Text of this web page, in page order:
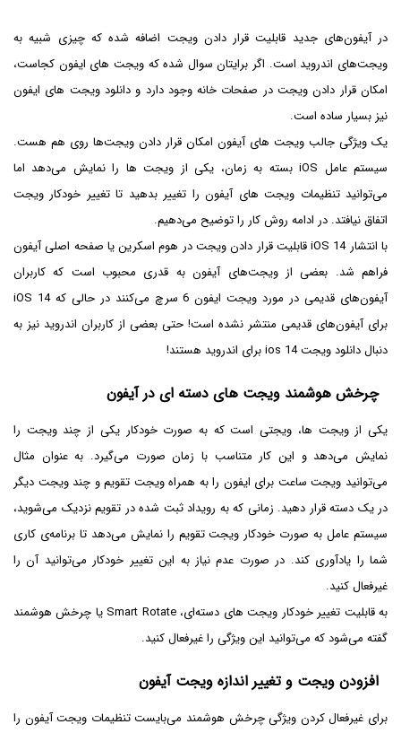
در آیفون‌های جدید قابلیت قرار دادن ویجت اضافه شده که چیزی شبیه به
ویجت‌های اندروید است. اگر برایتان سوال شده که ویجت های ایفون کجاست،
امکان قرار دادن ویجت در صفحات خانه وجود دارد و دانلود ویجت های ایفون
نیز بسیار ساده است.
یک ویژگی جالب ویجت های آیفون امکان قرار دادن ویجت‌ها روی هم هست.
سیستم عامل iOS‌ بسته به زمان، یکی از ویجت ها را نمایش می‌دهد اما
می‌توانید تنظیمات ویجت های آیفون را تغییر بدهید تا تغییر خودکار ویجت
اتفاق نیافتد. در ادامه روش کار را توضیح می‌دهیم.
با انتشار iOS 14 قابلیت قرار دادن ویجت در هوم اسکرین یا صفحه اصلی آیفون
فراهم شد. بعضی از ویجت‌های آیفون به قدری محبوب است که کاربران
آیفون‌های قدیمی در مورد ویجت ایفون 6 سرچ می‌کنند در حالی که iOS 14
برای آیفون‌های قدیمی منتشر نشده است! حتی بعضی از کاربران اندروید نیز به
دنبال دانلود ویجت ios 14 برای اندروید هستند!
چرخش هوشمند ویجت های دسته ای در آیفون
یکی از ویجت ها، ویجتی است که به صورت خودکار یکی از چند ویجت را
نمایش می‌دهد و این کار متناسب با زمان صورت می‌گیرد. به عنوان مثال
می‌توانید ویجت ساعت برای ایفون را به همراه ویجت تقویم و چند ویجت دیگر
در یک دسته قرار دهید. زمانی که به رویداد ثبت شده در تقویم نزدیک می‌شوید،
سیستم عامل به صورت خودکار ویجت تقویم را نمایش می‌دهد تا برنامه‌ی کاری
شما را یادآوری کند. در صورت عدم نیاز به این تغییر خودکار می‌توانید آن را
غیرفعال کنید.
به قابلیت تغییر خودکار ویجت های دسته‌ای، Smart Rotate یا چرخش هوشمند
گفته می‌شود که می‌توانید این ویژگی را غیرفعال کنید.
افزودن ویجت و تغییر اندازه ویجت آیفون
برای غیرفعال کردن ویژگی چرخش هوشمند می‌بایست تنظیمات ویجت آیفون را